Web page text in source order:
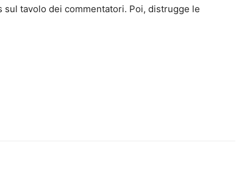
sul tavolo dei commentatori. Poi, distrugge le